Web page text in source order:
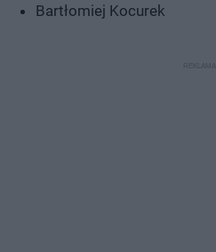
Bartłomiej Kocurek